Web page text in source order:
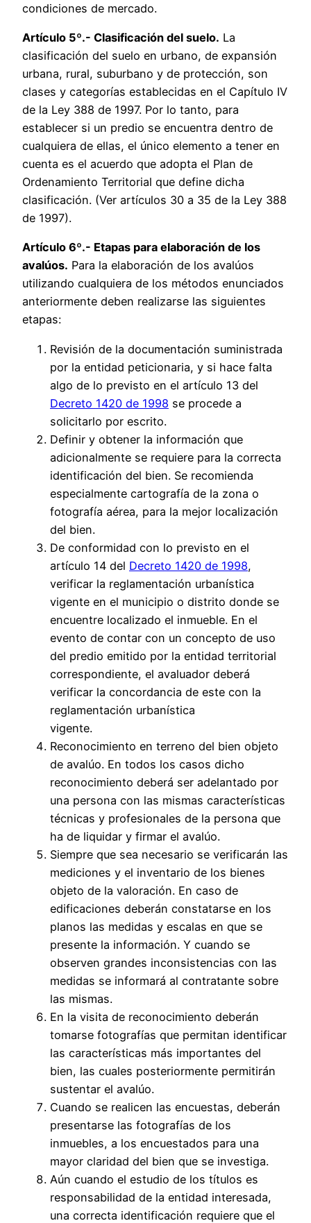
condiciones de mercado.
Artículo 5º.- Clasificación del suelo. La
clasificación del suelo en urbano, de expansión
urbana, rural, suburbano y de protección, son
clases y categorías establecidas en el Capítulo IV
de la Ley 388 de 1997. Por lo tanto, para
establecer si un predio se encuentra dentro de
cualquiera de ellas, el único elemento a tener en
cuenta es el acuerdo que adopta el Plan de
Ordenamiento Territorial que define dicha
clasificación. (Ver artículos 30 a 35 de la Ley 388
de 1997).
Artículo 6º.- Etapas para elaboración de los
avalúos. Para la elaboración de los avalúos
utilizando cualquiera de los métodos enunciados
anteriormente deben realizarse las siguientes
etapas:
Revisión de la documentación suministrada
por la entidad peticionaria, y si hace falta
algo de lo previsto en el artículo 13 del
Decreto 1420 de 1998 se procede a
solicitarlo por escrito.
Definir y obtener la información que
adicionalmente se requiere para la correcta
identificación del bien. Se recomienda
especialmente cartografía de la zona o
fotografía aérea, para la mejor localización
del bien.
De conformidad con lo previsto en el
artículo 14 del Decreto 1420 de 1998,
verificar la reglamentación urbanística
vigente en el municipio o distrito donde se
encuentre localizado el inmueble. En el
evento de contar con un concepto de uso
del predio emitido por la entidad territorial
correspondiente, el avaluador deberá
verificar la concordancia de este con la
reglamentación urbanística
vigente.
Reconocimiento en terreno del bien objeto
de avalúo. En todos los casos dicho
reconocimiento deberá ser adelantado por
una persona con las mismas características
técnicas y profesionales de la persona que
ha de liquidar y firmar el avalúo.
Siempre que sea necesario se verificarán las
mediciones y el inventario de los bienes
objeto de la valoración. En caso de
edificaciones deberán constatarse en los
planos las medidas y escalas en que se
presente la información. Y cuando se
observen grandes inconsistencias con las
medidas se informará al contratante sobre
las mismas.
En la visita de reconocimiento deberán
tomarse fotografías que permitan identificar
las características más importantes del
bien, las cuales posteriormente permitirán
sustentar el avalúo.
Cuando se realicen las encuestas, deberán
presentarse las fotografías de los
inmuebles, a los encuestados para una
mayor claridad del bien que se investiga.
Aún cuando el estudio de los títulos es
responsabilidad de la entidad interesada,
una correcta identificación requiere que el